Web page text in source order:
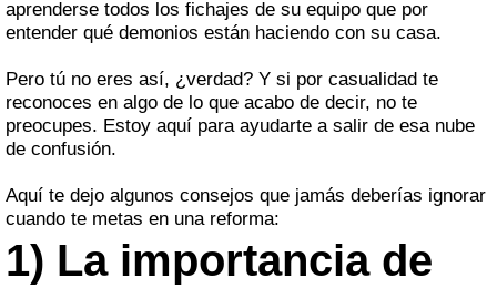
aprenderse todos los fichajes de su equipo que por
entender qué demonios están haciendo con su casa.
Pero tú no eres así, ¿verdad? Y si por casualidad te
reconoces en algo de lo que acabo de decir, no te
preocupes. Estoy aquí para ayudarte a salir de esa nube
de confusión.
Aquí te dejo algunos consejos que jamás deberías ignorar
cuando te metas en una reforma:
1) La importancia de